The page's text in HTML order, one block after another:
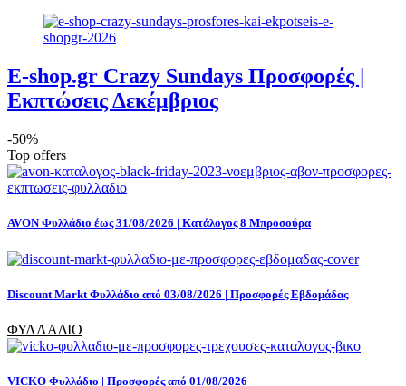
E-shop.gr Crazy Sundays Προσφορές |
Εκπτώσεις Δεκέμβριος
-50%
Top offers
AVON Φυλλάδιο έως 31/08/2026 | Κατάλογος 8 Μπροσούρα
Discount Markt Φυλλάδιο από 03/08/2026 | Προσφορές Εβδομάδας
ΦΥΛΛΑΔΙΟ
VICKO Φυλλάδιο | Προσφορές από 01/08/2026